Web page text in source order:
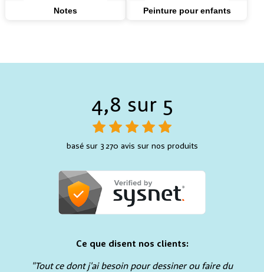
Notes Peinture pour enfants
4,8 sur 5
basé sur 3 270 avis sur nos produits
Ce que disent nos clients:
"Tout ce dont j'ai besoin pour dessiner ou faire du